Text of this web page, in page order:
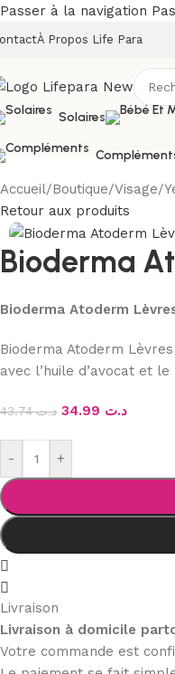
Passer à la navigation
À Propos Life Para
Solaires
Accueil/Boutique/Visage/
Retour aux produits
Bioderma
Bioderma Atoderm
Bioderma Atoderm
avec l’huile d’avocat et
د.ت43.74 د.ت
- +
Livraison
Livraison à domicile
Votre commande est